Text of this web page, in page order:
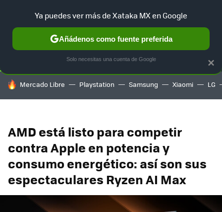
SELECCIÓN GAMING HOME AUTO TERRITORIO
HOY SE HABLA DE
Mercado Libre Playstation Samsung Xiaomi LG
AMD está listo para competir
contra Apple en potencia y
consumo energético: así son sus
espectaculares Ryzen AI Max
×
Ya puedes ver más de Xataka MX en Google
Añádenos como fuente preferida
Solo necesitas una cuenta de Google